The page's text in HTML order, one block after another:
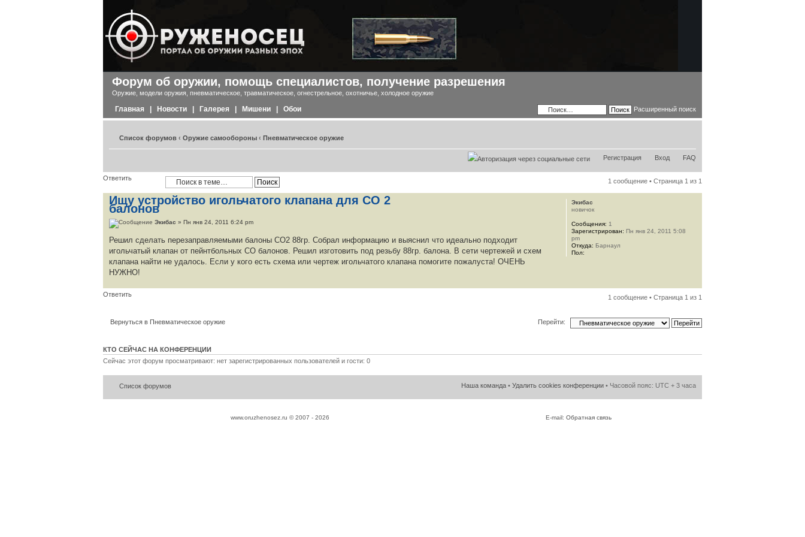
Форум об оружии, помощь специалистов, получение разрешения
Оружие, модели оружия, пневматическое, травматическое, огнестрельное, охотничье, холодное оружие
Главная Новости Галерея Мишени Обои Расширенный поиск
Список форумов ‹ Оружие самообороны ‹ Пневматическое оружие
Регистрация Вход FAQ
Ответить 1 сообщение • Страница 1 из 1
Ищу устройство игольчатого клапана для СО 2
балонов
Экибас » Пн янв 24, 2011 6:24 pm
Решил сделать перезаправляемыми балоны СО2 88гр. Собрал информацию и выяснил что идеально подходит
игольчатый клапан от пейнтбольных СО балонов. Решил изготовить под резьбу 88гр. балона. В сети чертежей и схем
клапана найти не удалось. Если у кого есть схема или чертеж игольчатого клапана помогите пожалуста! ОЧЕНЬ
НУЖНО!
Экибас
новичок
Сообщения: 1
Зарегистрирован: Пн янв 24, 2011 5:08
pm
Откуда: Барнаул
Пол:
Ответить 1 сообщение • Страница 1 из 1
Вернуться в Пневматическое оружие Перейти:
КТО СЕЙЧАС НА КОНФЕРЕНЦИИ
Сейчас этот форум просматривают: нет зарегистрированных пользователей и гости: 0
Список форумов Наша команда • Удалить cookies конференции • Часовой пояс: UTC + 3 часа
www.oruzhenosez.ru © 2007 - 2026 E-mail: Обратная связь